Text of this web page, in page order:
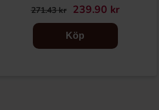
271.43 kr 239.90 kr
Köp